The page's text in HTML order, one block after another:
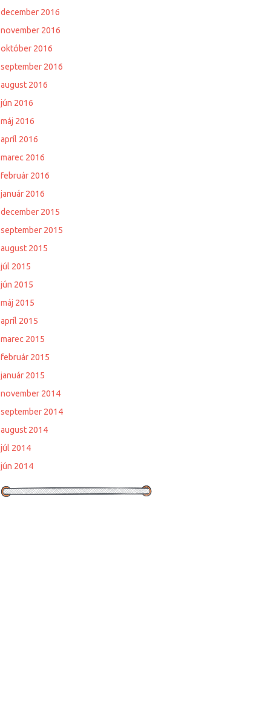
december 2016
november 2016
október 2016
september 2016
august 2016
jún 2016
máj 2016
apríl 2016
marec 2016
február 2016
január 2016
december 2015
september 2015
august 2015
júl 2015
jún 2015
máj 2015
apríl 2015
marec 2015
február 2015
január 2015
november 2014
september 2014
august 2014
júl 2014
jún 2014